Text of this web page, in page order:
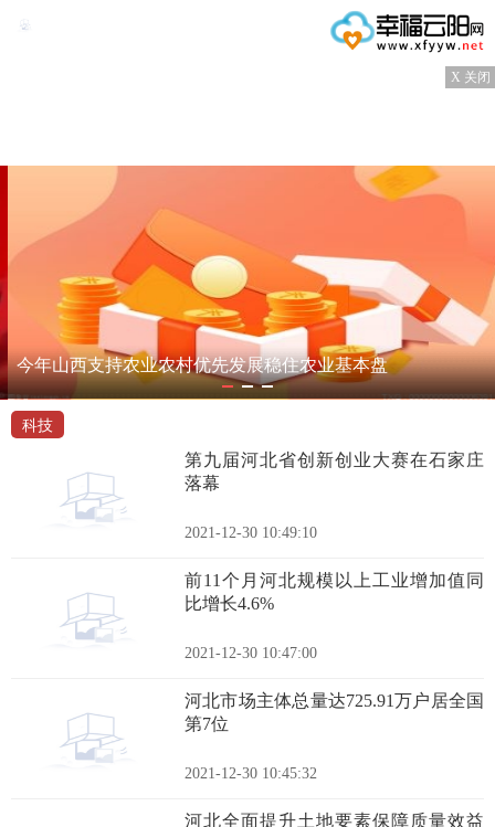
X 关闭
今年山西支持农业农村优先发展稳住农业基本盘
科技
第九届河北省创新创业大赛在石家庄
落幕
2021-12-30 10:49:10
前11个月河北规模以上工业增加值同
比增长4.6%
2021-12-30 10:47:00
河北市场主体总量达725.91万户居全国
第7位
2021-12-30 10:45:32
河北全面提升土地要素保障质量效益